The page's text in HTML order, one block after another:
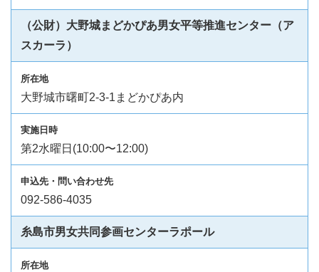
（公財）大野城まどかぴあ男女平等推進センター（ア
スカーラ）
大野城市曙町2-3-1まどかぴあ内
第2水曜日(10:00〜12:00)
092-586-4035
糸島市男女共同参画センターラポール